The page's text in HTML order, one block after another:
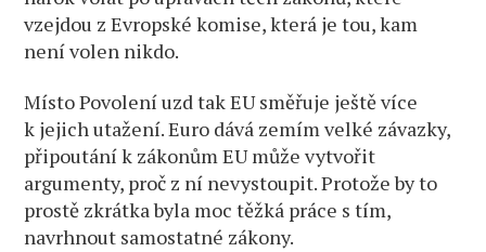
vzejdou z Evropské komise, která je tou, kam
není volen nikdo.
Místo Povolení uzd tak EU směřuje ještě více
k jejich utažení. Euro dává zemím velké závazky,
připoutání k zákonům EU může vytvořit
argumenty, proč z ní nevystoupit. Protože by to
prostě zkrátka byla moc těžká práce s tím,
navrhnout samostatné zákony.